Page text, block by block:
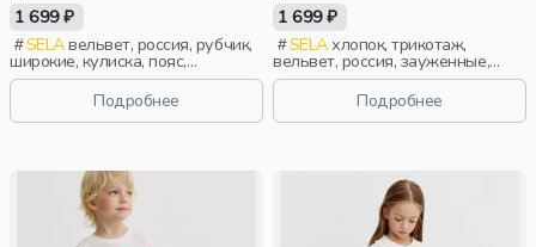
1 699 ₽
SELAвельвет, россия, рубчик,
широкие, кулиска, пояс,
эластичные, девочки, дети
Подробнее
1 699 ₽
SELAхлопок, трикотаж,
вельвет, россия, зауженные,
резинка, прорези, пояс,
фактурные, эластичные,
мальчики, детиПодробнее